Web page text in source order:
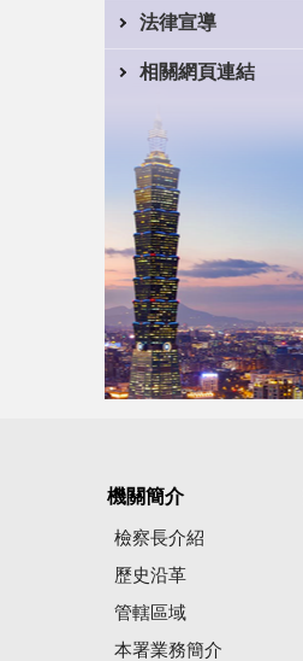
法律宣導
相關網頁連結
機關簡介
檢察長介紹
歷史沿革
管轄區域
本署業務簡介